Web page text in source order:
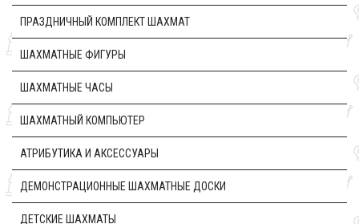
ПРАЗДНИЧНЫЙ КОМПЛЕКТ ШАХМАТ
ШАХМАТНЫЕ ФИГУРЫ
ШАХМАТНЫЕ ЧАСЫ
ШАХМАТНЫЙ КОМПЬЮТЕР
АТРИБУТИКА И АКСЕССУАРЫ
ДЕМОНСТРАЦИОННЫЕ ШАХМАТНЫЕ ДОСКИ
ДЕТСКИЕ ШАХМАТЫ